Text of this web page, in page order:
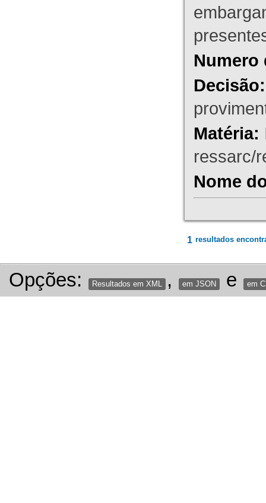
Numero
Decisão:
Matéria:
ressarc/
Nome
1 resultados
Opções: Resultados em XML , em JSON e em